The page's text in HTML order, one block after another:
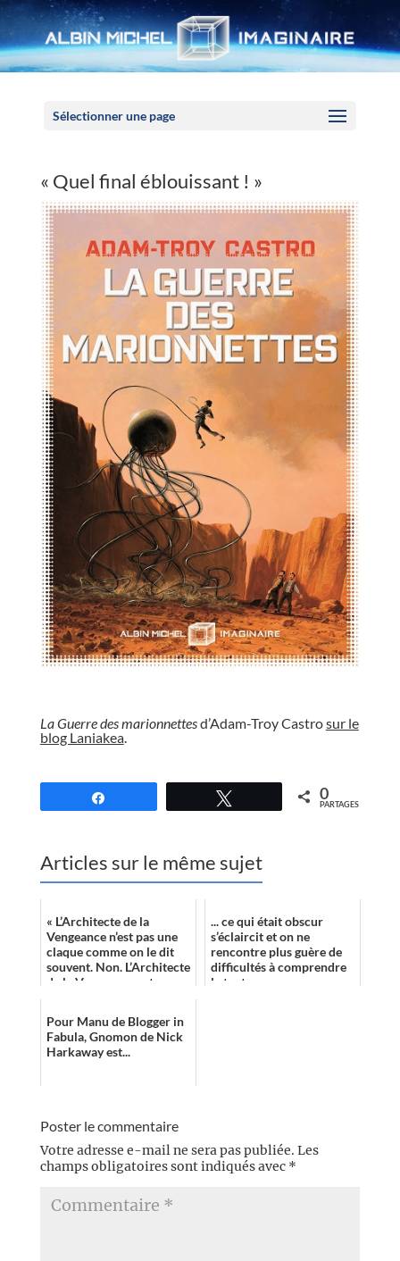
Sélectionner une page
« Quel final éblouissant ! »
La Guerre des marionnettesd’Adam-Troy Castrosur le
blog Laniakea.
0
PARTAGES
Articles sur le même sujet
« L’Architecte de la
Vengeance n’est pas une
claque comme on le dit
souvent. Non. L’Architecte
de la Vengeance est une
... ce qui était obscur
s’éclaircit et on ne
rencontre plus guère de
difficultés à comprendre
le texte.
Pour Manu de Blogger in
Fabula, Gnomon de Nick
Harkaway est...
Poster le commentaire
Votre adresse e-mail ne sera pas publiée. Les
champs obligatoires sont indiqués avec *
Panneau de gestion des cookies